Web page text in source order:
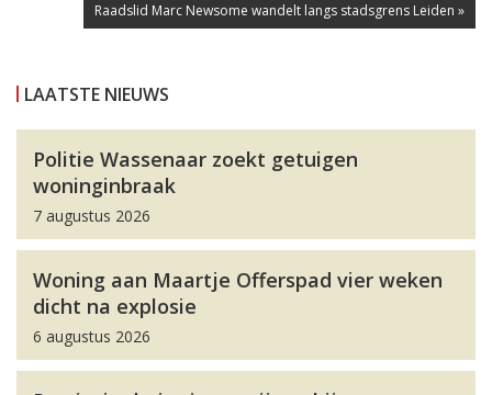
Raadslid Marc Newsome wandelt langs stadsgrens Leiden »
LAATSTE NIEUWS
Politie Wassenaar zoekt getuigen
woninginbraak
7 augustus 2026
Woning aan Maartje Offerspad vier weken
dicht na explosie
6 augustus 2026